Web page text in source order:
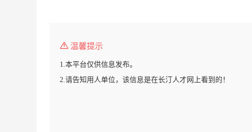
温馨提示
1.本平台仅供信息发布。
2.请告知用人单位，该信息是在长汀人才网上看到的！